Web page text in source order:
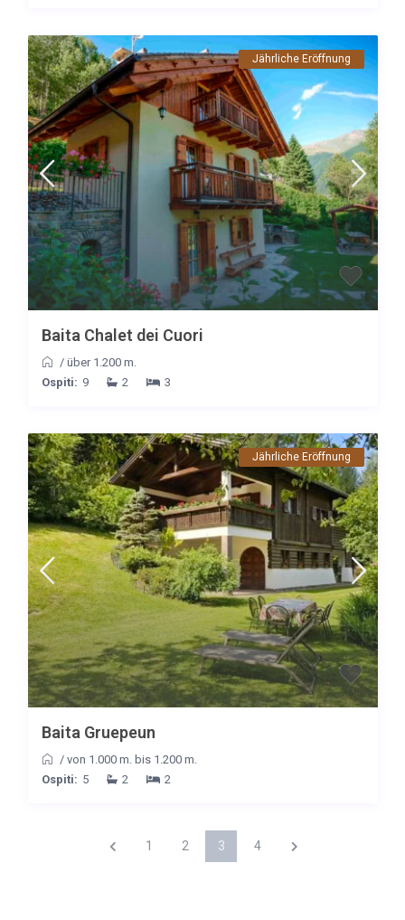
Jährliche Eröffnung
Baita Chalet dei Cuori
/ über 1.200 m.
Ospiti: 9 2 3
Jährliche Eröffnung
Baita Gruepeun
/ von 1.000 m. bis 1.200 m.
Ospiti: 5 2 2
1 2 3 4